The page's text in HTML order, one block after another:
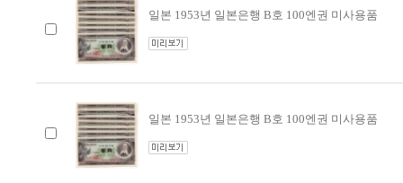
일본 1953년 일본은행 B호 100엔권 미사용품
일본 1953년 일본은행 B호 100엔권 미사용품